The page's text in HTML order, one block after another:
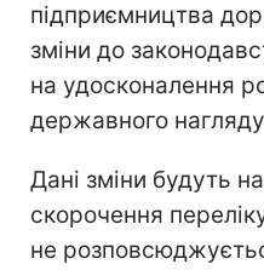
підприємництва
зміни до
на удосконалення
державного
Дані зміни будуть
скорочення
не